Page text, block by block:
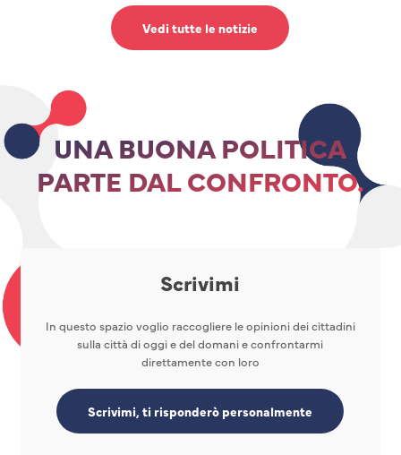
Vedi tutte le notizie
UNA BUONA POLITICA
PARTE DAL CONFRONTO.
Scrivimi
In questo spazio voglio raccogliere le opinioni dei cittadini
sulla città di oggi e del domani e confrontarmi
direttamente con loro
Scrivimi, ti risponderò personalmente